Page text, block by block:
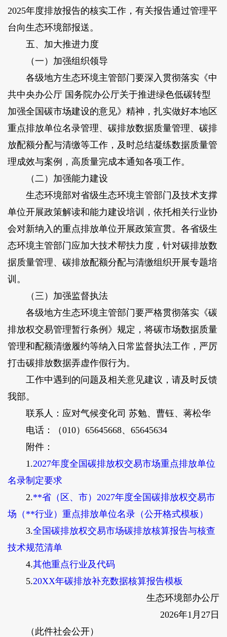
2025年度排放报告的核实工作，有关报告通过管理平
台向生态环境部报送。
五、加大推进力度
（一）加强组织领导
各级地方生态环境主管部门要深入贯彻落实《中
共中央办公厅 国务院办公厅关于推进绿色低碳转型
加强全国碳市场建设的意见》精神，扎实做好本地区
重点排放单位名录管理、碳排放数据质量管理、碳排
放配额分配与清缴等工作，及时总结凝练数据质量管
理成效与案例，高质量完成本通知各项工作。
（二）加强能力建设
生态环境部对省级生态环境主管部门及技术支撑
单位开展政策解读和能力建设培训，依托相关行业协
会对新纳入的重点排放单位开展政策宣贯。各省级生
态环境主管部门应加大技术帮扶力度，针对碳排放数
据质量管理、碳排放配额分配与清缴组织开展专题培
训。
（三）加强监督执法
各级地方生态环境主管部门要严格贯彻落实《碳
排放权交易管理暂行条例》规定，将碳市场数据质量
管理和配额清缴履约等纳入日常监督执法工作，严厉
打击碳排放数据弄虚作假行为。
工作中遇到的问题及相关意见建议，请及时反馈
我部。
联系人：应对气候变化司 苏勉、曹钰、蒋松华
电话：（010）65645668、65645634
附件：
1.2027年度全国碳排放权交易市场重点排放单位
名录制定要求
2.**省（区、市）2027年度全国碳排放权交易市
场（**行业）重点排放单位名录（公开格式模板）
3.全国碳排放权交易市场碳排放核算报告与核查
技术规范清单
4.其他重点行业及代码
5.20XX年碳排放补充数据核算报告模板
生态环境部办公厅
2026年1月27日
（此件社会公开）